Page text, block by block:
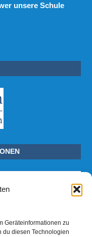
Geräteinformationen zu
du diesen Technologien
unsere Schule